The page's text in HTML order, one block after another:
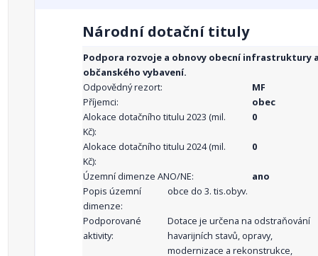
Národní dotační tituly
Podpora rozvoje a obnovy obecní infrastruktury
občanského vybavení.
Odpovědný rezort:
MF
Příjemci:
obec
Alokace dotačního titulu 2023 (mil.
Kč):
0
Alokace dotačního titulu 2024 (mil.
Kč):
0
Územní dimenze ANO/NE:
ano
Popis územní
dimenze:
obce do 3. tis.obyv.
Podporované
aktivity:
Dotace je určena na odstraňování
havarijních stavů, opravy,
modernizace a rekonstrukce,